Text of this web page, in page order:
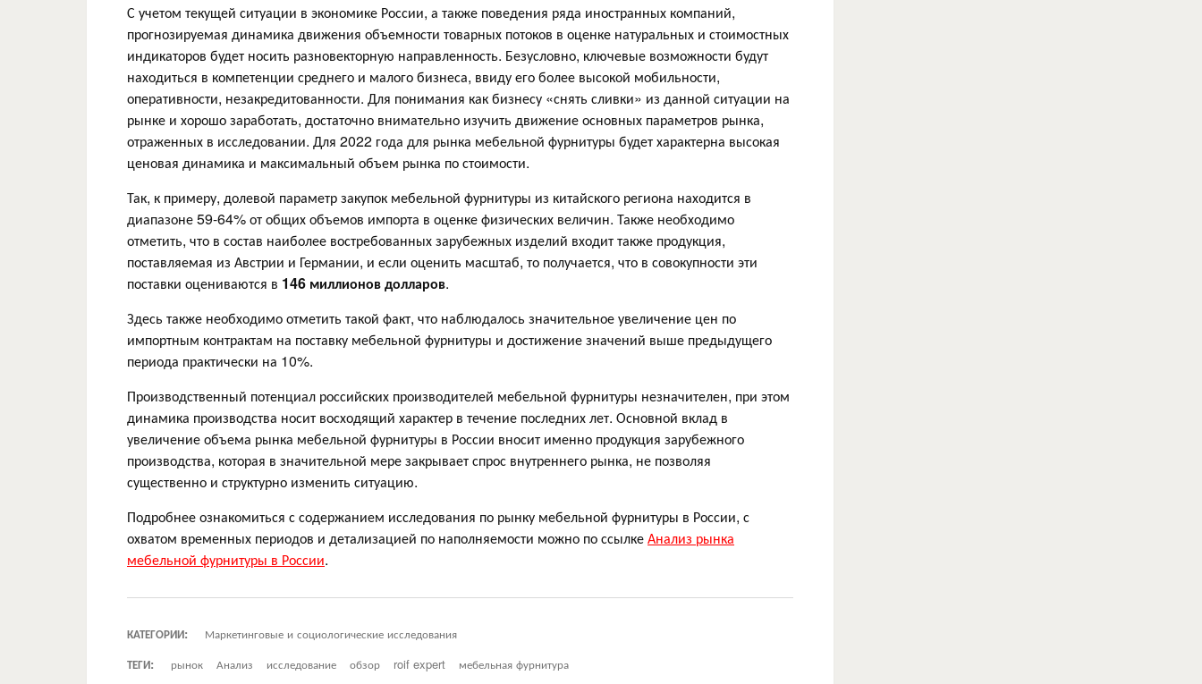
С учетом текущей ситуации в экономике России, а также поведения ряда иностранных компаний,
прогнозируемая динамика движения объемности товарных потоков в оценке натуральных и стоимостных
индикаторов будет носить разновекторную направленность. Безусловно, ключевые возможности будут
находиться в компетенции среднего и малого бизнеса, ввиду его более высокой мобильности,
оперативности, незакредитованности. Для понимания как бизнесу «снять сливки» из данной ситуации на
рынке и хорошо заработать, достаточно внимательно изучить движение основных параметров рынка,
отраженных в исследовании. Для 2022 года для рынка мебельной фурнитуры будет характерна высокая
ценовая динамика и максимальный объем рынка по стоимости.
Так, к примеру, долевой параметр закупок мебельной фурнитуры из китайского региона находится в
диапазоне 59-64%от общих объемов импорта в оценке физических величин. Также необходимо
отметить, что в состав наиболее востребованных зарубежных изделий входит также продукция,
поставляемая из Австрии и Германии, и если оценить масштаб, то получается, что в совокупности эти
поставки оцениваются в 146 миллионов долларов.
Здесь также необходимо отметить такой факт, что наблюдалось значительное увеличение цен по
импортным контрактам на поставку мебельной фурнитуры и достижение значений выше предыдущего
периода практически на 10%.
Производственный потенциал российских производителей мебельной фурнитуры незначителен, при этом
динамика производства носит восходящий характер в течение последних лет. Основной вклад в
увеличение объема рынка мебельной фурнитуры в России вносит именно продукция зарубежного
производства, которая в значительной мере закрывает спрос внутреннего рынка, не позволяя
существенно и структурно изменить ситуацию.
Подробнее ознакомиться с содержанием исследования по рынку мебельной фурнитуры в России, с
охватом временных периодов и детализацией по наполняемости можно по ссылкеАнализ рынка
мебельной фурнитуры в России.
КАТЕГОРИИ:
Маркетинговые и социологические исследования
ТЕГИ:
рынок Анализ исследование обзор roif expert мебельная фурнитура